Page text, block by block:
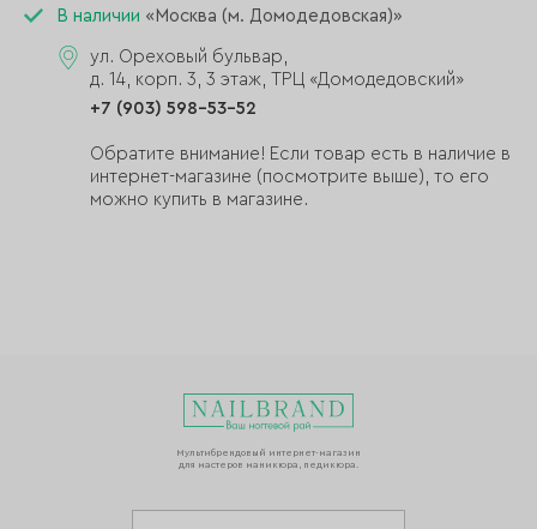
В наличии «Москва (м. Домодедовская)»
ул. Ореховый бульвар,
д. 14, корп. 3, 3 этаж, ТРЦ «Домодедовский»
+7 (903) 598-53-52
Обратите внимание! Если товар есть в наличие в
интернет-магазине (посмотрите выше), то его
можно купить в магазине.
Мультибрендовый интернет-магазин
для мастеров маникюра, педикюра.